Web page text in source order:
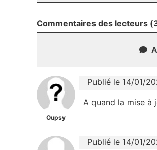
Commentaires des lecteurs
Oupsy
Publié le 14/01/
A quand la mise à
Publié le 14/01/